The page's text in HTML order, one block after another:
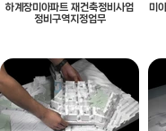
하계장미아파트 재건축정비사업
정비구역지정업무
미